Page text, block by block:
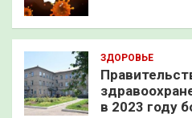
ЗДОРОВЬЕ
в 2023 году